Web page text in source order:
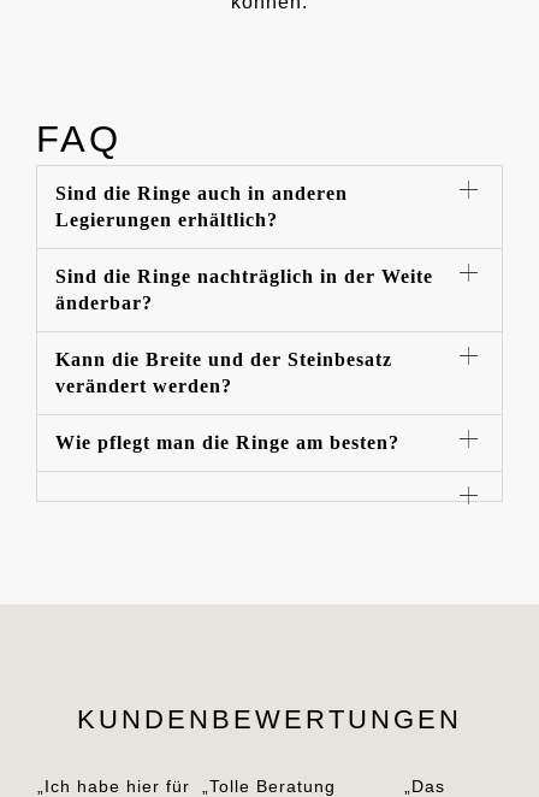
FAQ
Sind die Ringe auch in anderen
Legierungen erhältlich?
Sind die Ringe nachträglich in der Weite
änderbar?
Kann die Breite und der Steinbesatz
verändert werden?
Wie pflegt man die Ringe am besten?
KUNDENBEWERTUNGEN
„Ich habe hier für
„Tolle Beratung
„Das